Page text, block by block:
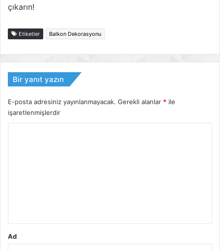
çıkarın!
Etiketler Balkon Dekorasyonu
Bir yanıt yazın
E-posta adresiniz yayınlanmayacak. Gerekli alanlar * ile
işaretlenmişlerdir
Ad